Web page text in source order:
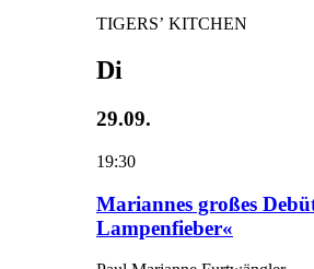
TIGERS’ KITCHEN
Di
29.09.
19:30
Mariannes großes
Lampenfieber«